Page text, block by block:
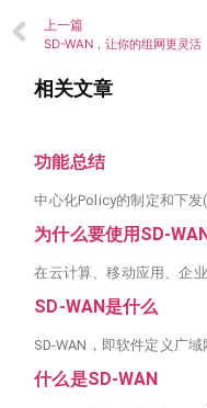
上一篇
SD-WAN，让你的组网更灵活
相关文章
功能总结
中心化Policy的制定和下发
为什么要使用SD-
在云计算、移动应用、企
SD-WAN是什么
SD-WAN，即软件定义广
什么是SD-WAN